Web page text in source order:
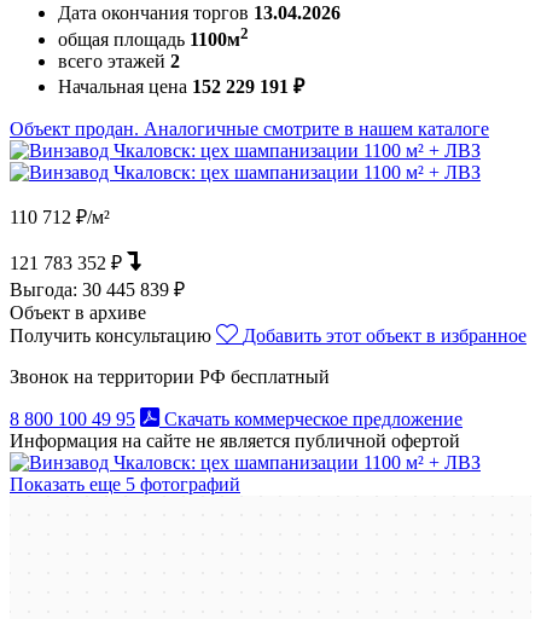
Дата окончания торгов 13.04.2026
общая площадь 1100м2
всего этажей 2
Начальная цена 152 229 191 ₽
Объект продан. Аналогичные смотрите в нашем каталоге
110 712 ₽/м²
121 783 352 ₽
Выгода: 30 445 839 ₽
Объект в архиве
Получить консультацию
Добавить этот объект в избранное
Звонок на территории РФ бесплатный
8 800 100 49 95
Скачать коммерческое предложение
Информация на сайте не является публичной офертой
Показать еще 5 фотографий